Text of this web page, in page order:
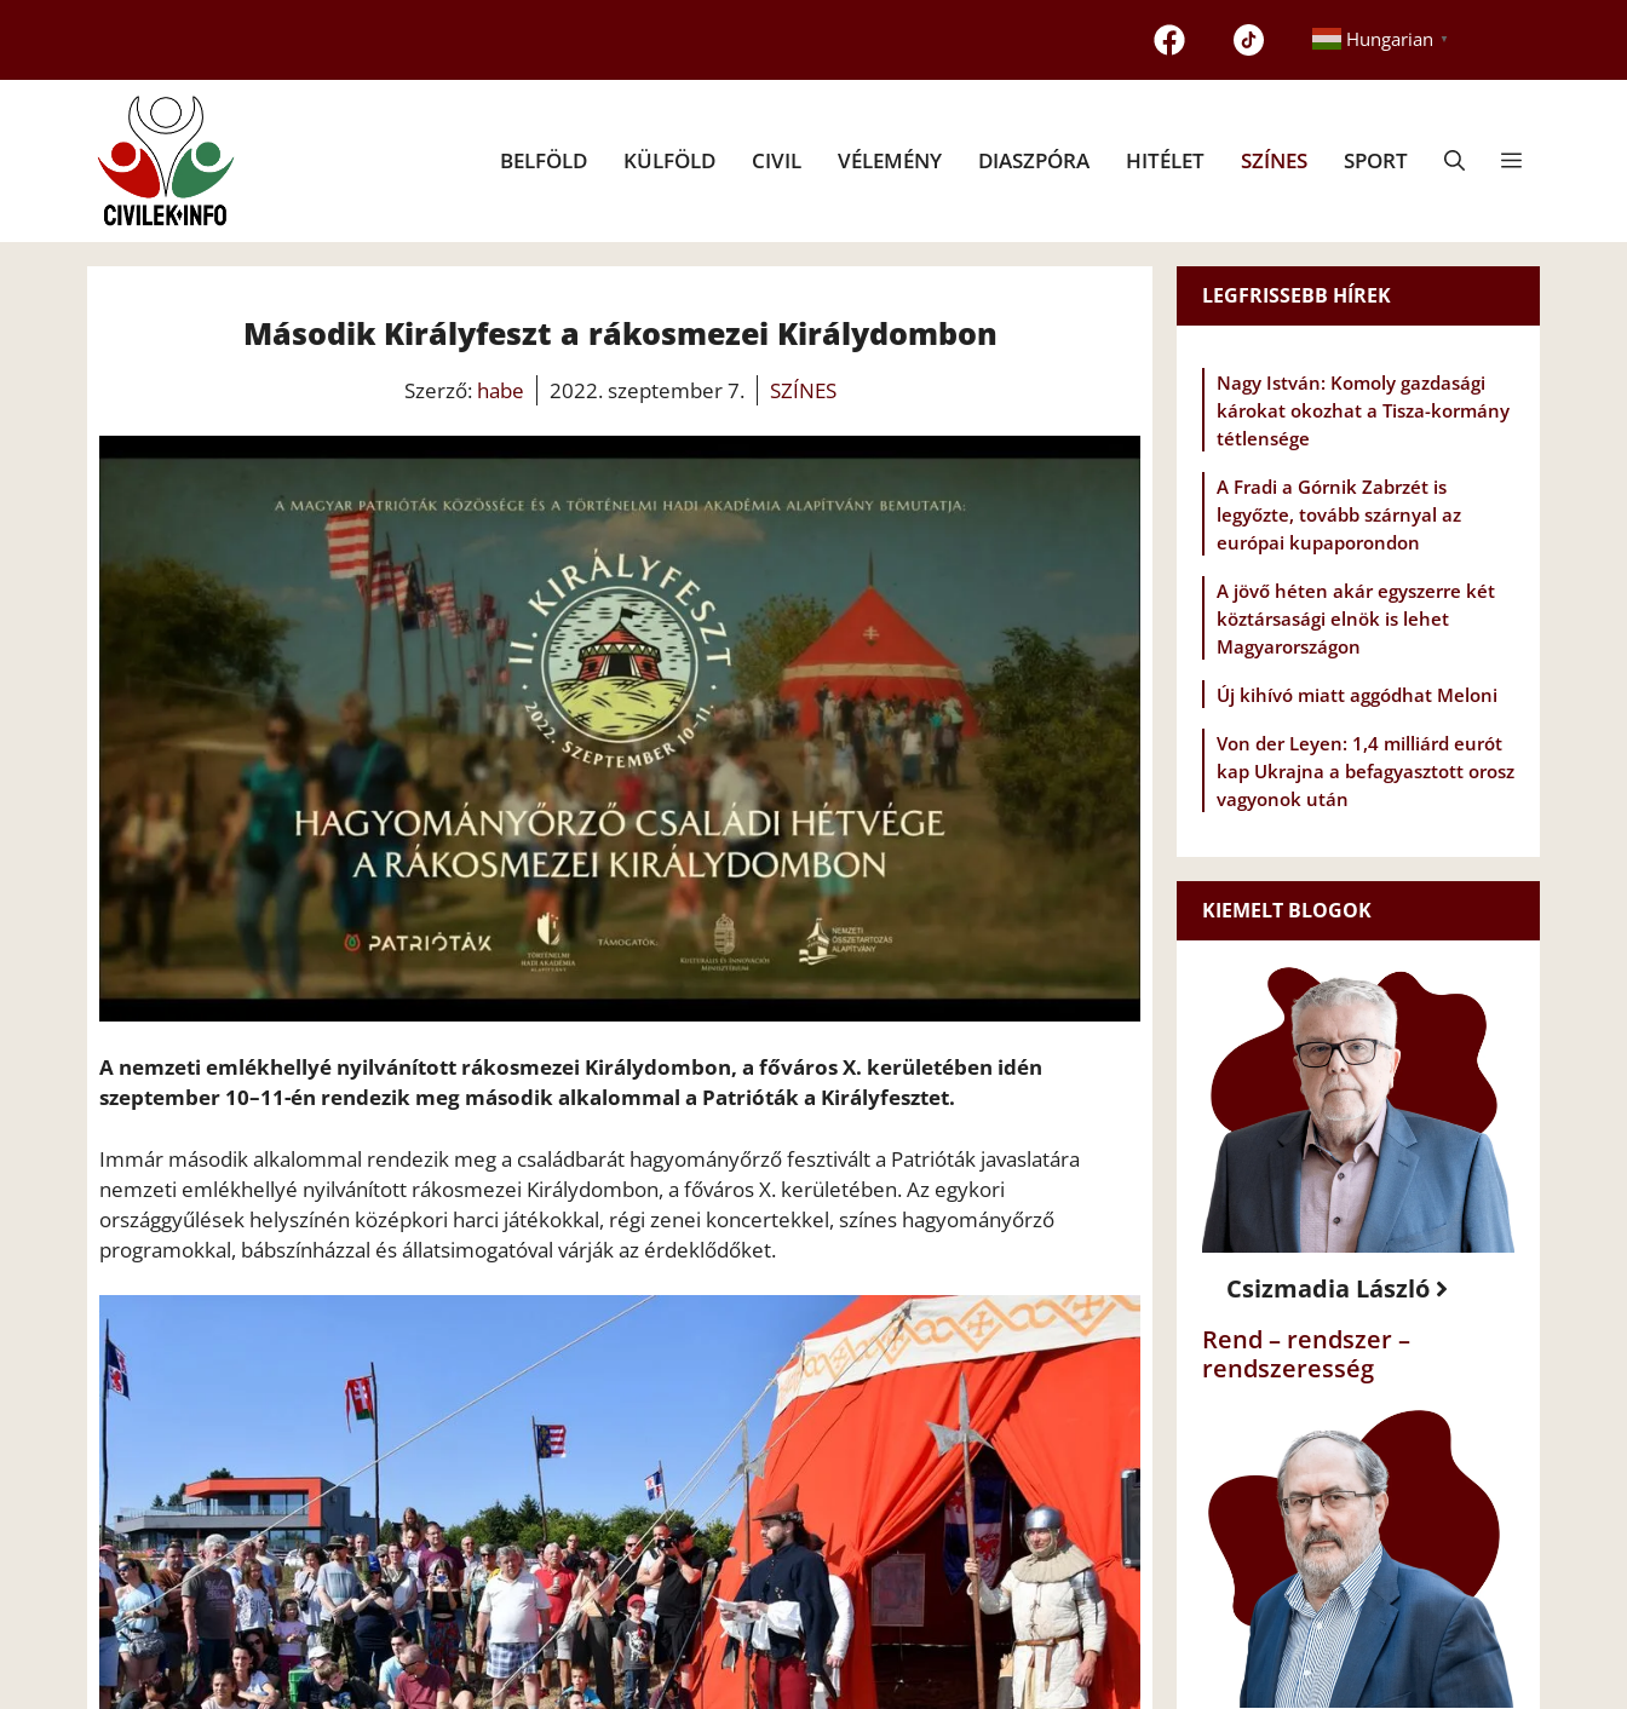
tartalomba
Hungarian ▼
BELFÖLD KÜLFÖLD CIVIL VÉLEMÉNY DIASZPÓRA HITÉLET SZÍNES SPORT
Második Királyfeszt a rákosmezei Királydombon
Szerző: habe 2022. szeptember 7. SZÍNES
A nemzeti emlékhellyé nyilvánított rákosmezei Királydombon, a főváros X. kerületében idén
szeptember 10–11-én rendezik meg második alkalommal a Patrióták a Királyfesztet.
Immár második alkalommal rendezik meg a családbarát hagyományőrző fesztivált a Patrióták javaslatára
nemzeti emlékhellyé nyilvánított rákosmezei Királydombon, a főváros X. kerületében. Az egykori
országgyűlések helyszínén középkori harci játékokkal, régi zenei koncertekkel, színes hagyományőrző
programokkal, bábszínházzal és állatsimogatóval várják az érdeklődőket.
LEGFRISSEBB HÍREK
Nagy István: Komoly gazdasági
károkat okozhat a Tisza-kormány
tétlensége
A Fradi a Górnik Zabrzét is
legyőzte, tovább szárnyal az
európai kupaporondon
A jövő héten akár egyszerre két
köztársasági elnök is lehet
Magyarországon
Új kihívó miatt aggódhat Meloni
Von der Leyen: 1,4 milliárd eurót
kap Ukrajna a befagyasztott orosz
vagyonok után
KIEMELT BLOGOK
Csizmadia László
Rend – rendszer –
rendszeresség